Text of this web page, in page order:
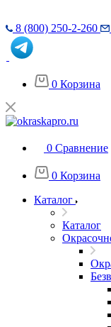
8 (800) 250-2-260
0 Корзина
0 Сравнение
0 Корзина
Каталог
Каталог